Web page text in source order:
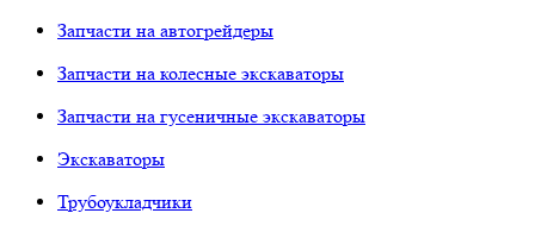
Запчасти на автогрейдеры
Запчасти на колесные экскаваторы
Запчасти на гусеничные экскаваторы
Экскаваторы
Трубоукладчики